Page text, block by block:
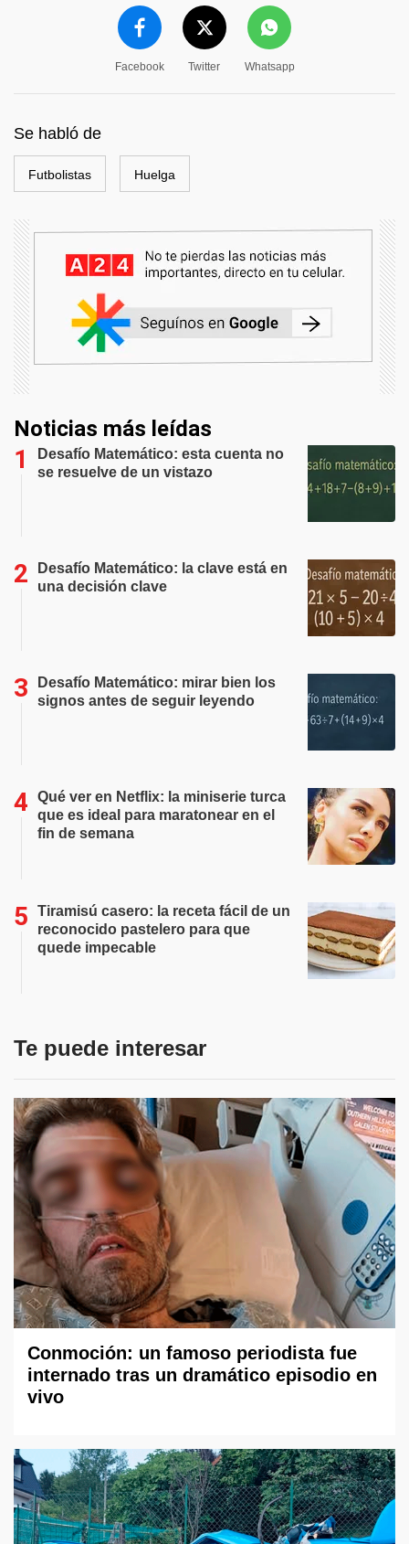
Facebook Twitter Whatsapp
Se habló de
Futbolistas Huelga
Noticias más leídas
Desafío Matemático: esta cuenta no
se resuelve de un vistazo
Desafío Matemático: la clave está en
una decisión clave
Desafío Matemático: mirar bien los
signos antes de seguir leyendo
Qué ver en Netflix: la miniserie turca
que es ideal para maratonear en el
fin de semana
Tiramisú casero: la receta fácil de un
reconocido pastelero para que
quede impecable
Te puede interesar
Conmoción: un famoso periodista fue
internado tras un dramático episodio en
vivo